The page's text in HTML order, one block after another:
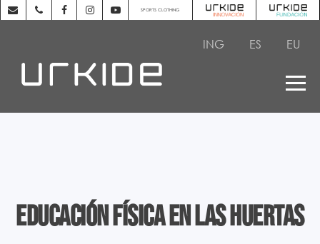
SPORTS CLOTHING
ING ES EU
Educación Física en las huertas